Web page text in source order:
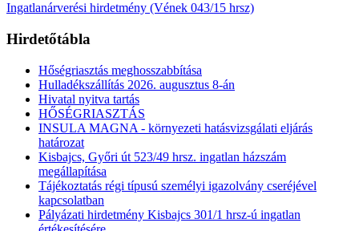
Ingatlanárverési hirdetmény (Vének 043/15 hrsz)
Hirdetőtábla
Hőségriasztás meghosszabbítása
Hulladékszállítás 2026. augusztus 8-án
Hivatal nyitva tartás
HŐSÉGRIASZTÁS
INSULA MAGNA - környezeti hatásvizsgálati eljárás
határozat
Kisbajcs, Győri út 523/49 hrsz. ingatlan házszám
megállapítása
Tájékoztatás régi típusú személyi igazolvány cseréjével
kapcsolatban
Pályázati hirdetmény Kisbajcs 301/1 hrsz-ú ingatlan